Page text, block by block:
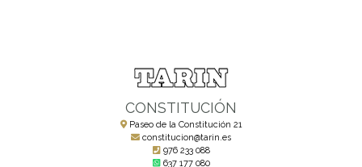
CONSTITUCIÓN
Paseo de la Constitución 21
constitucion@tarin.es
976 233 088
637 177 080